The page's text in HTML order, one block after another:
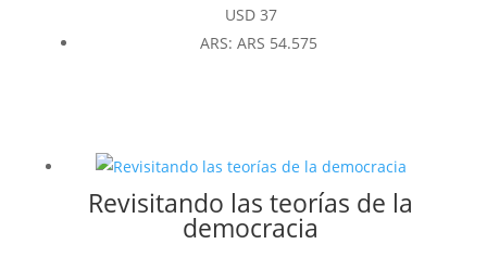
USD37
ARS: ARS 54.575
Revisitando las teorías de la
democracia